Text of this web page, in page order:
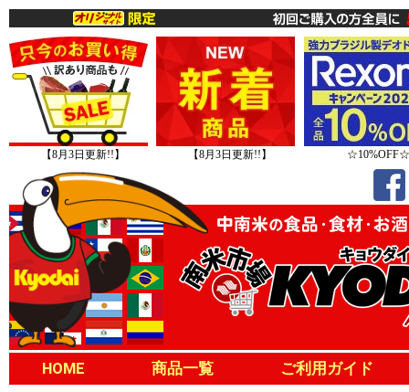
【8月3日更新!!】 【8月3日更新!!】 ☆10%OFF☆
HOME 商品一覧 ご利用ガイド